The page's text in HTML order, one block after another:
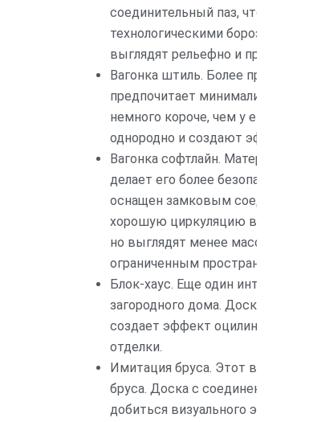
соединительный паз, что
технологическими бороздами,
выглядят рельефно и придают
Вагонка штиль. Более простой
предпочитает минимализм. У
немного короче, чем у
однородно и создают эффект
Вагонка софтлайн. Материал
делает его более безопасным и
оснащен замковым
хорошую циркуляцию воздуха.
но выглядят менее массивно,
ограниченным пространством.
Блок-хаус. Еще один
загородного дома. Доска имеет
создает эффект
отделки.
Имитация бруса. Этот вариант
бруса. Доска с соединением
добиться визуального эффекта